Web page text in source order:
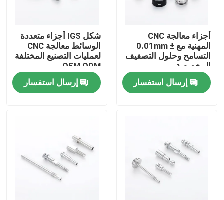
المنزل
فيديوهات
أجزاء معالجة CNC
المهنية مع ± 0.01mm
التسامح وحلول التصفيف
المخصصة
إرسال استفسار
شكل IGS أجزاء متعددة
الوسائط معالجة CNC
لعمليات التصنيع المختلفة
OEM ODM
إرسال استفسار